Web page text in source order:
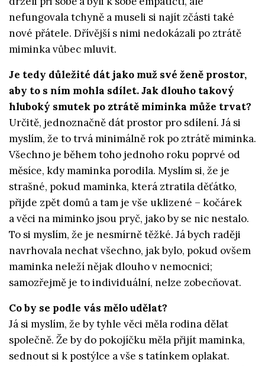
nefungovala tchyně a museli si najít zčásti také
nové přátele. Dřívější s nimi nedokázali po ztrátě
miminka vůbec mluvit.
Je tedy důležité dát jako muž své ženě prostor,
aby to s ním mohla sdílet. Jak dlouho takový
hluboký smutek po ztrátě miminka může trvat?
Určitě, jednoznačně dát prostor pro sdílení. Já si
myslím, že to trvá minimálně rok po ztrátě miminka.
Všechno je během toho jednoho roku poprvé od
měsíce, kdy maminka porodila. Myslím si, že je
strašné, pokud maminka, která ztratila děťátko,
přijde zpět domů a tam je vše uklizené – kočárek
a věci na miminko jsou pryč, jako by se nic nestalo.
To si myslím, že je nesmírně těžké. Já bych raději
navrhovala nechat všechno, jak bylo, pokud ovšem
maminka neleží nějak dlouho v nemocnici;
samozřejmě je to individuální, nelze zobecňovat.
Co by se podle vás mělo udělat?
Já si myslím, že by tyhle věci měla rodina dělat
společně. Že by do pokojíčku měla přijít maminka,
sednout si k postýlce a vše s tatínkem oplakat.